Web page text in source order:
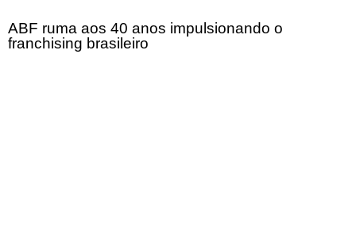
ABF ruma aos 40 anos impulsionando o
franchising brasileiro